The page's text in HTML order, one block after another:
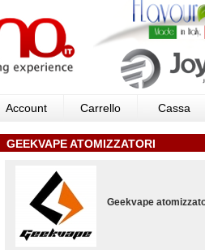
Account Carrello Cassa
GEEKVAPE ATOMIZZATORI
Geekvape